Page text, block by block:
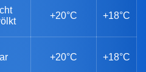
+20°C +18°C
+20°C +18°C